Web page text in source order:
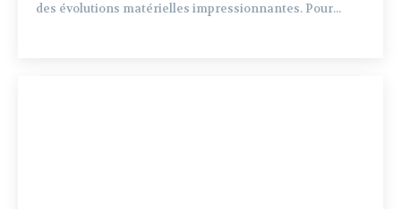
des évolutions matérielles impressionnantes. Pour...